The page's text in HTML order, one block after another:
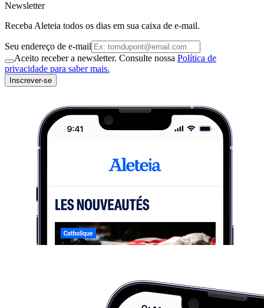
Newsletter
Receba Aleteia todos os dias em sua caixa de e-mail.
Seu endereço de e-mail
Aceito receber a newsletter. Consulte nossa Política de
privacidade para saber mais.
Inscrever-se